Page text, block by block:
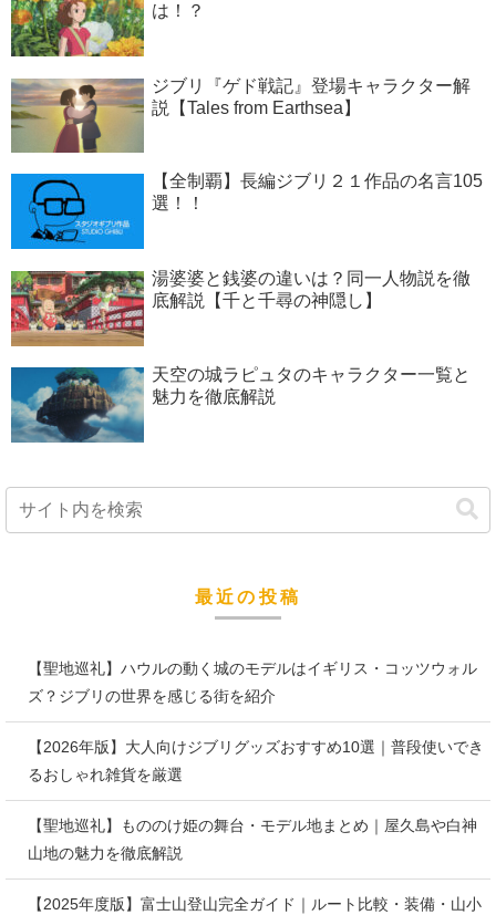
は！？
ジブリ『ゲド戦記』登場キャラクター解
説【Tales from Earthsea】
【全制覇】長編ジブリ２１作品の名言105
選！！
湯婆婆と銭婆の違いは？同一人物説を徹
底解説【千と千尋の神隠し】
天空の城ラピュタのキャラクター一覧と
魅力を徹底解説
最近の投稿
【聖地巡礼】ハウルの動く城のモデルはイギリス・コッツウォル
ズ？ジブリの世界を感じる街を紹介
【2026年版】大人向けジブリグッズおすすめ10選｜普段使いでき
るおしゃれ雑貨を厳選
【聖地巡礼】もののけ姫の舞台・モデル地まとめ｜屋久島や白神
山地の魅力を徹底解説
【2025年度版】富士山登山完全ガイド｜ルート比較・装備・山小